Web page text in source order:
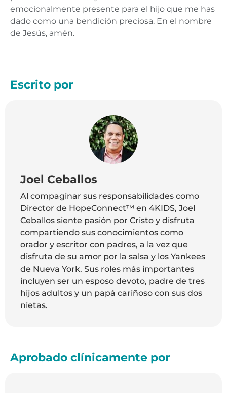
emocionalmente presente para el hijo que me has
dado como una bendición preciosa. En el nombre
de Jesús, amén.
Escrito por
Joel Ceballos
Al compaginar sus responsabilidades como
Director de HopeConnect™ en 4KIDS, Joel
Ceballos siente pasión por Cristo y disfruta
compartiendo sus conocimientos como
orador y escritor con padres, a la vez que
disfruta de su amor por la salsa y los Yankees
de Nueva York. Sus roles más importantes
incluyen ser un esposo devoto, padre de tres
hijos adultos y un papá cariñoso con sus dos
nietas.
Aprobado clínicamente por